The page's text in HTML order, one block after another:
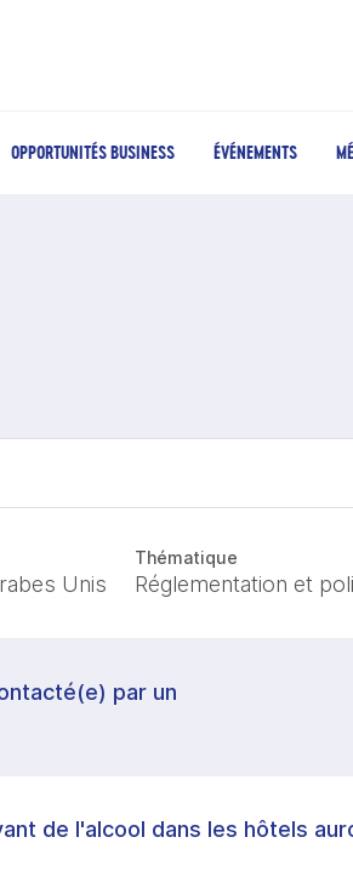
OPPORTUNITÉS BUSINESS ÉVÉNEMENTS
Unis
Thématique
Réglementation et
par un
de l'alcool dans les hôtels